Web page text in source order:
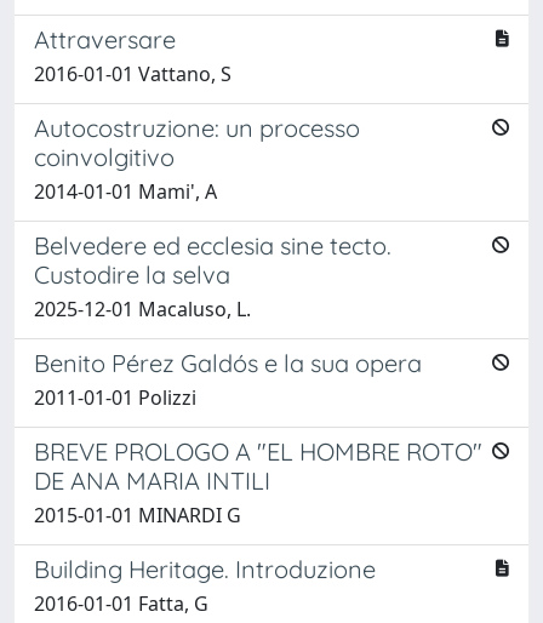
Attraversare
2016-01-01 Vattano, S
Autocostruzione: un processo
coinvolgitivo
2014-01-01 Mami', A
Belvedere ed ecclesia sine tecto.
Custodire la selva
2025-12-01 Macaluso, L.
Benito Pérez Galdós e la sua opera
2011-01-01 Polizzi
BREVE PROLOGO A "EL HOMBRE ROTO"
DE ANA MARIA INTILI
2015-01-01 MINARDI G
Building Heritage. Introduzione
2016-01-01 Fatta, G